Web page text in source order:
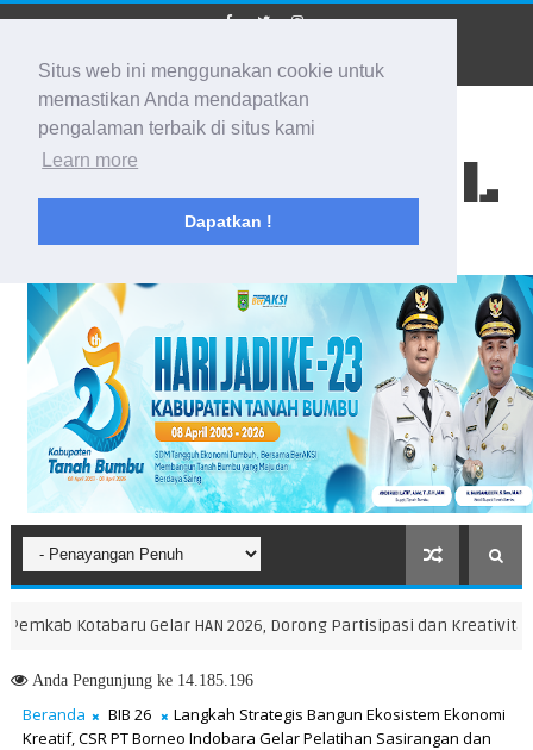
Situs web ini menggunakan cookie untuk
memastikan Anda mendapatkan
pengalaman terbaik di situs kami
Learn more
Dapatkan !
BIDIK KALSEL
Membidik Ke Segala Arah
Gelar HAN 2026, Dorong Partisipasi dan Kreativitas Anak
AndaPengunjung ke 14.185.196
Beranda BIB 26
Langkah Strategis Bangun Ekosistem Ekonomi
Kreatif, CSR PT Borneo Indobara Gelar Pelatihan Sasirangan dan